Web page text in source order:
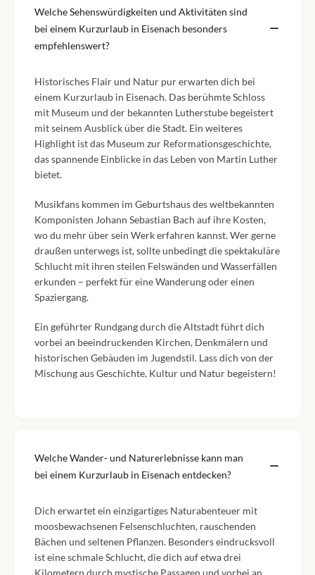
Welche Sehenswürdigkeiten und Aktivitäten sind
bei einem Kurzurlaub in Eisenach besonders
empfehlenswert?
Historisches Flair und Natur pur erwarten dich bei
einem Kurzurlaub in Eisenach. Das berühmte Schloss
mit Museum und der bekannten Lutherstube begeistert
mit seinem Ausblick über die Stadt. Ein weiteres
Highlight ist das Museum zur Reformationsgeschichte,
das spannende Einblicke in das Leben von Martin Luther
bietet.
Musikfans kommen im Geburtshaus des weltbekannten
Komponisten Johann Sebastian Bach auf ihre Kosten,
wo du mehr über sein Werk erfahren kannst. Wer gerne
draußen unterwegs ist, sollte unbedingt die spektakuläre
Schlucht mit ihren steilen Felswänden und Wasserfällen
erkunden – perfekt für eine Wanderung oder einen
Spaziergang.
Ein geführter Rundgang durch die Altstadt führt dich
vorbei an beeindruckenden Kirchen, Denkmälern und
historischen Gebäuden im Jugendstil. Lass dich von der
Mischung aus Geschichte, Kultur und Natur begeistern!
Welche Wander- und Naturerlebnisse kann man
bei einem Kurzurlaub in Eisenach entdecken?
Dich erwartet ein einzigartiges Naturabenteuer mit
moosbewachsenen Felsenschluchten, rauschenden
Bächen und seltenen Pflanzen. Besonders eindrucksvoll
ist eine schmale Schlucht, die dich auf etwa drei
Kilometern durch mystische Passagen und vorbei an